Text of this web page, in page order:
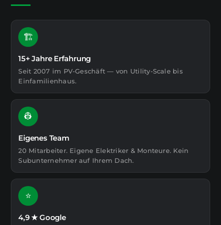
🏗️
15+ Jahre Erfahrung
Seit 2007 im PV-Geschäft — von Utility-Scale bis
Einfamilienhaus.
👷
Eigenes Team
20 Mitarbeiter. Eigene Elektriker & Monteure. Kein
Subunternehmer auf Ihrem Dach.
⭐
4,9 ★ Google